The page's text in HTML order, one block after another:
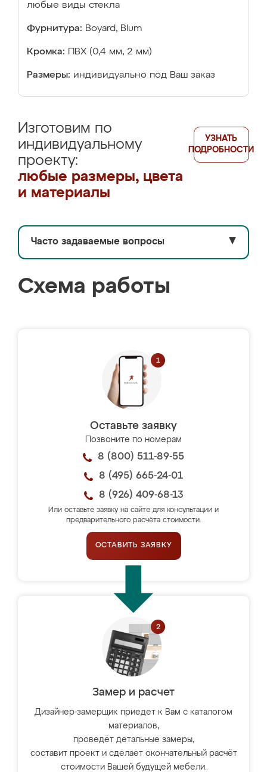
любые виды стекла
Фурнитура: Boyard, Blum
Кромка: ПВХ (0,4 мм, 2 мм)
Размеры: индивидуально под Ваш заказ
Изготовим по
индивидуальному
проекту:
любые размеры, цвета
и материалы
УЗНАТЬ
ПОДРОБНОСТИ
Часто задаваемые вопросы ▼
Схема работы
Оставьте заявку
Позвоните по номерам
8 (800) 511-89-55
8 (495) 665-24-01
8 (926) 409-68-13
Или оставьте заявку на сайте для консультации и
предварительного расчёта стоимости.
ОСТАВИТЬ ЗАЯВКУ
Замер и расчет
Дизайнер-замерщик приедет к Вам с каталогом
материалов,
проведёт детальные замеры,
составит проект и сделает окончательный расчёт
стоимости Вашей будущей мебели.